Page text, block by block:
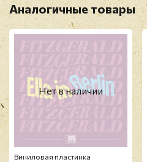
Аналогичные товары
Нет в наличии
Виниловая пластинка